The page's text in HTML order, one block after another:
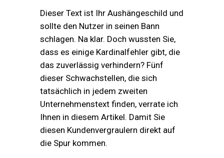
Dieser Text ist Ihr Aushängeschild und
sollte den Nutzer in seinen Bann
schlagen. Na klar. Doch wussten Sie,
dass es einige Kardinalfehler gibt, die
das zuverlässig verhindern? Fünf
dieser Schwachstellen, die sich
tatsächlich in jedem zweiten
Unternehmenstext finden, verrate ich
Ihnen in diesem Artikel. Damit Sie
diesen Kundenvergraulern direkt auf
die Spur kommen.